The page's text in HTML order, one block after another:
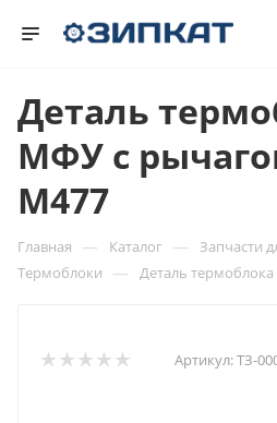
Деталь
МФУ с
M477
Главная — Каталог — Запчасти
Термоблоки — Деталь
Артикул:ТЗ-